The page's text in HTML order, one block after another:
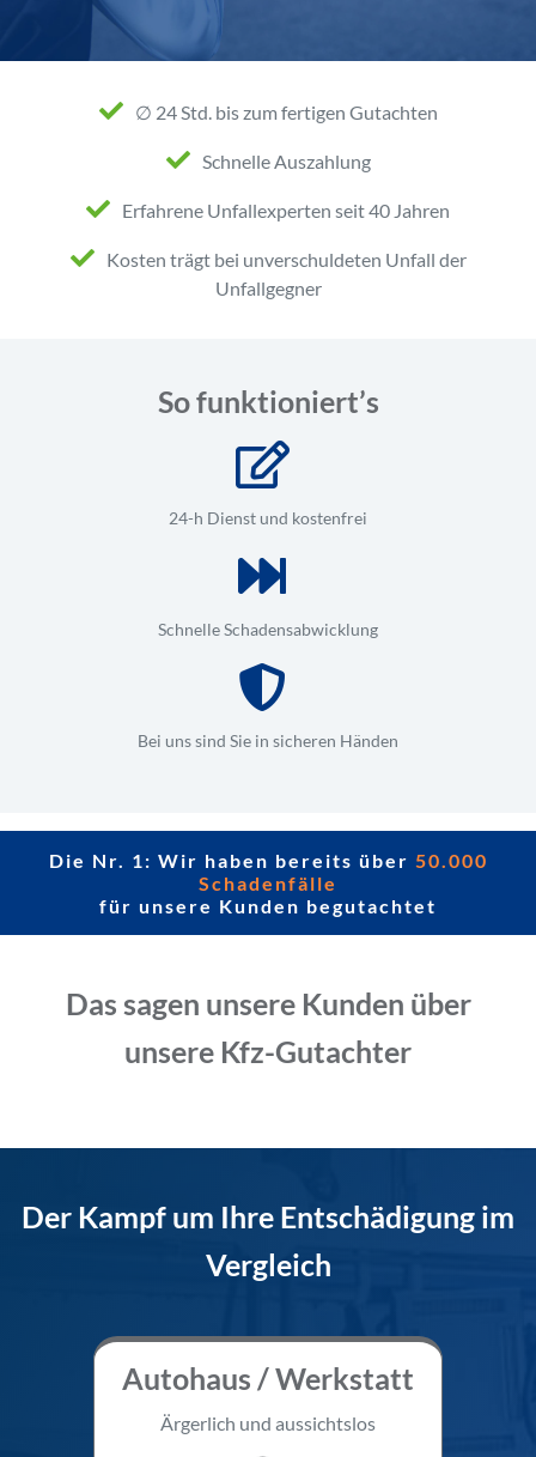
∅ 24 Std. bis zum fertigen Gutachten
Schnelle Auszahlung
Erfahrene Unfallexperten seit 40 Jahren
Kosten trägt bei unverschuldeten Unfall der
Unfallgegner
So funktioniert’s
24-h Dienst und kostenfrei
Schnelle Schadensabwicklung
Bei uns sind Sie in sicheren Händen
Die Nr. 1: Wir haben bereits über 50.000
Schadenfälle
für unsere Kunden begutachtet
Das sagen unsere Kunden über
unsere Kfz-Gutachter
Der Kampf um Ihre Entschädigung im
Vergleich
Autohaus / Werkstatt
Ärgerlich und aussichtslos